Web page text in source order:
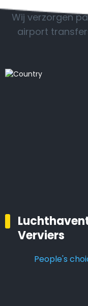
Lees meer
Wij verzorgen
airport
Verviers
People's